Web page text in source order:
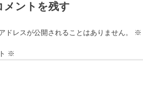
メントを残す
ドレスが公開されることはありません。 ※
※